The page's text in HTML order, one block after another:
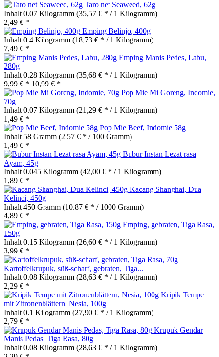
Taro net Seaweed, 62g
Inhalt 0.07 Kilogramm (35,57 € * / 1 Kilogramm)
2,49 € *
Emping Belinjo, 400g
Inhalt 0.4 Kilogramm (18,73 € * / 1 Kilogramm)
7,49 € *
Emping Manis Pedes, Labu,
280g
Inhalt 0.28 Kilogramm (35,68 € * / 1 Kilogramm)
9,99 € * 10,99 € *
Pop Mie Mi Goreng, Indomie,
70g
Inhalt 0.07 Kilogramm (21,29 € * / 1 Kilogramm)
1,49 € *
Pop Mie Beef, Indomie 58g
Inhalt 58 Gramm (2,57 € * / 100 Gramm)
1,49 € *
Bubur Instan Lezat rasa
Ayam, 45g
Inhalt 0.045 Kilogramm (42,00 € * / 1 Kilogramm)
1,89 € *
Kacang Shanghai, Dua
Kelinci, 450g
Inhalt 450 Gramm (10,87 € * / 1000 Gramm)
4,89 € *
Emping, gebraten, Tiga Rasa,
150g
Inhalt 0.15 Kilogramm (26,60 € * / 1 Kilogramm)
3,99 € *
Kartoffelkrupuk, süß-scharf, gebraten, Tiga...
Inhalt 0.08 Kilogramm (28,63 € * / 1 Kilogramm)
2,29 € *
Kripik Tempe
mit Zitronenblättern, Nesia, 100g
Inhalt 0.1 Kilogramm (27,90 € * / 1 Kilogramm)
2,79 € *
Krupuk Gendar
Manis Pedas, Tiga Rasa, 80g
Inhalt 0.08 Kilogramm (28,63 € * / 1 Kilogramm)